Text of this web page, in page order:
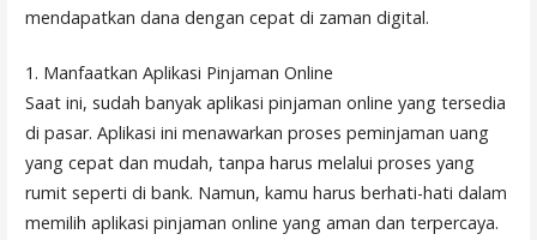
mendapatkan dana dengan cepat di zaman digital.
1. Manfaatkan Aplikasi Pinjaman Online
Saat ini, sudah banyak aplikasi pinjaman online yang tersedia
di pasar. Aplikasi ini menawarkan proses peminjaman uang
yang cepat dan mudah, tanpa harus melalui proses yang
rumit seperti di bank. Namun, kamu harus berhati-hati dalam
memilih aplikasi pinjaman online yang aman dan terpercaya.